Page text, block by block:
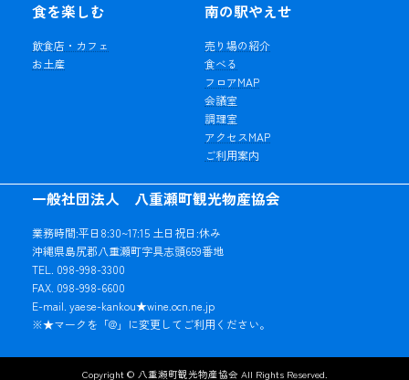
一般社団法人 八重瀬町観光物産協会
業務時間:平日8:30~17:15 土日祝日:休み
沖縄県島尻郡八重瀬町字具志頭659番地
TEL. 098-998-3300
FAX. 098-998-6600
E-mail. yaese-kankou★wine.ocn.ne.jp
※★マークを「@」に変更してご利用ください。
食を楽しむ
飲食店・カフェ
お土産
南の駅やえせ
売り場の紹介
食べる
フロアMAP
会議室
調理室
アクセスMAP
ご利用案内
Copyright © 八重瀬町観光物産協会 All Rights Reserved.